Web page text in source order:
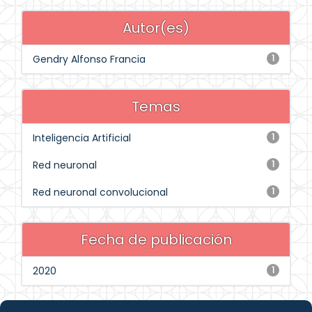
Autor(es)
1
Gendry Alfonso Francia
Temas
1
Inteligencia Artificial
1
Red neuronal
1
Red neuronal convolucional
Fecha de publicación
1
2020